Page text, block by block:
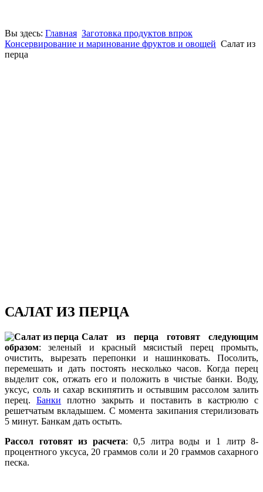
Вы здесь: Главная Заготовка продуктов впрок
Консервирование и маринование фруктов и овощей Салат из
перца
САЛАТ ИЗ ПЕРЦА
Салат из перца готовят следующим
образом: зеленый и красный мясистый перец про­мыть,
очистить, вырезать перепонки и на­шинковать. Посолить,
перемешать и дать по­стоять несколько часов. Когда перец
выде­лит сок, отжать его и положить в чистые банки. Воду,
уксус, соль и сахар вскипятить и остывшим рассолом залить
перец.Банки плотно закрыть и поставить в кастрюлю с
решетчатым вкладышем. С момента заки­пания стерилизовать
5 минут. Банкам дать остыть.
Рассол готовят из расчета: 0,5 литра воды и 1 литр 8-
процентного уксуса, 20 граммов соли и 20 граммов сахарного
песка.